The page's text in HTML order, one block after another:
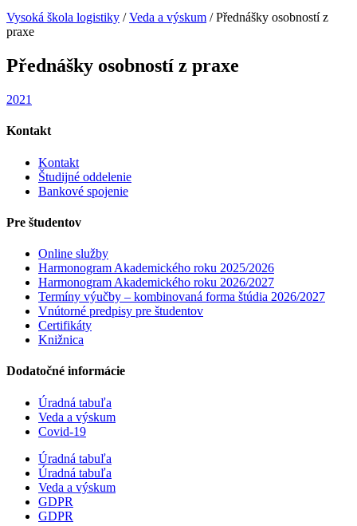
Vysoká škola logistiky /Veda a výskum /Přednášky osobností z
praxe
Přednášky osobností z praxe
2021
Kontakt
Kontakt
Študijné oddelenie
Bankové spojenie
Pre študentov
Online služby
Harmonogram Akademického roku 2025/2026
Harmonogram Akademického roku 2026/2027
Termíny výučby – kombinovaná forma štúdia 2026/2027
Vnútorné predpisy pre študentov
Certifikáty
Knižnica
Dodatočné informácie
Úradná tabuľa
Veda a výskum
Covid-19
Úradná tabuľa
Úradná tabuľa
Veda a výskum
GDPR
GDPR